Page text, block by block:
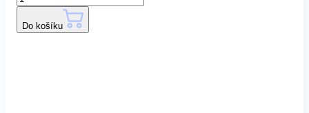
Do košíku